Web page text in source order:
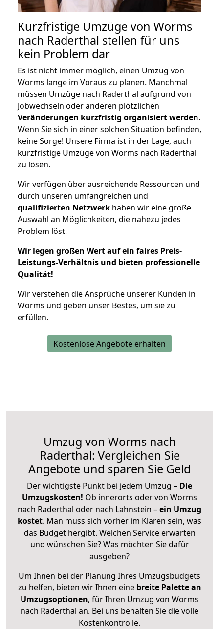
Kurzfristige Umzüge von Worms
nach Raderthal stellen für uns
kein Problem dar
Es ist nicht immer möglich, einen Umzug von
Worms lange im Voraus zu planen. Manchmal
müssen Umzüge nach Raderthal aufgrund von
Jobwechseln oder anderen plötzlichen
Veränderungen kurzfristig organisiert werden.
Wenn Sie sich in einer solchen Situation befinden,
keine Sorge! Unsere Firma ist in der Lage, auch
kurzfristige Umzüge von Worms nach Raderthal
zu lösen.
Wir verfügen über ausreichende Ressourcen und
durch unseren umfangreichen und
qualifizierten Netzwerk haben wir eine große
Auswahl an Möglichkeiten, die nahezu jedes
Problem löst.
Wir legen großen Wert auf ein faires Preis-
Leistungs-Verhältnis und bieten professionelle
Qualität!
Wir verstehen die Ansprüche unserer Kunden in
Worms und geben unser Bestes, um sie zu
erfüllen.
Kostenlose Angebote erhalten
Umzug von Worms nach
Raderthal: Vergleichen Sie
Angebote und sparen Sie Geld
Der wichtigste Punkt bei jedem Umzug – Die
Umzugskosten! Ob innerorts oder von Worms
nach Raderthal oder nach Lahnstein –ein Umzug
kostet. Man muss sich vorher im Klaren sein, was
das Budget hergibt. Welchen Service erwarten
und wünschen Sie? Was möchten Sie dafür
ausgeben?
Um Ihnen bei der Planung Ihres Umzugsbudgets
zu helfen, bieten wir Ihnen eine breite Palette an
Umzugsoptionen, für Ihren Umzug von Worms
nach Raderthal an. Bei uns behalten Sie die volle
Kostenkontrolle.